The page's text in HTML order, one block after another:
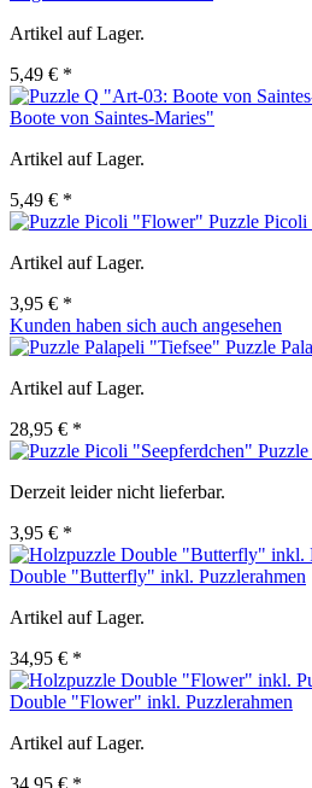
Artikel auf Lager.
5,49 € *
Boote von Saintes-Maries"
Artikel auf Lager.
5,49 € *
Puzzle
Artikel auf Lager.
3,95 € *
Kunden haben sich auch angesehen
Puzzle
Artikel auf Lager.
28,95 € *
Derzeit leider nicht lieferbar.
3,95 € *
Double "Butterfly" inkl. Puzzlerahmen
Artikel auf Lager.
34,95 € *
Double "Flower" inkl. Puzzlerahmen
Artikel auf Lager.